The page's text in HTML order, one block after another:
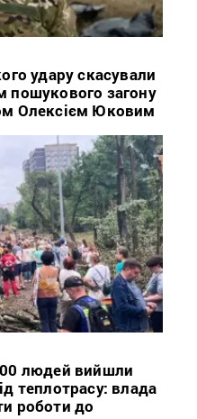
удару скасували
пошукового загону
Олексієм Юковим
людей вийшли
теплотрасу: влада
роботи до